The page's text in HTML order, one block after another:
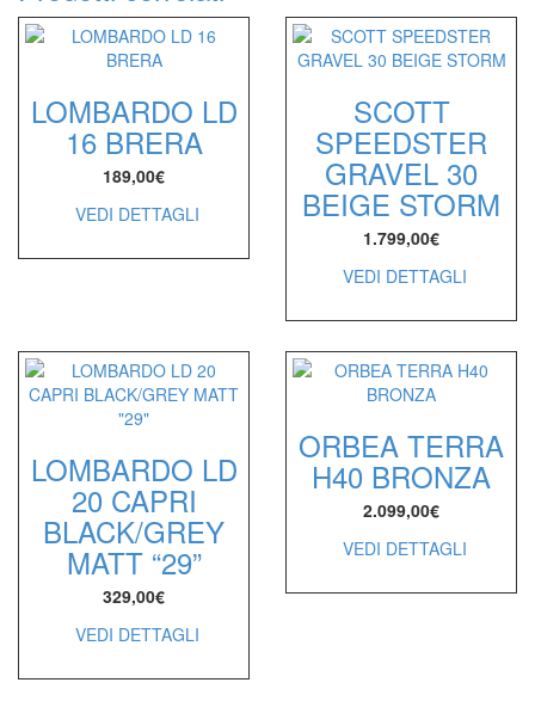
LOMBARDO LD
16 BRERA
189,00€
VEDI DETTAGLI
SCOTT
SPEEDSTER
GRAVEL 30
BEIGE STORM
1.799,00€
VEDI DETTAGLI
LOMBARDO LD
20 CAPRI
BLACK/GREY
MATT “29”
329,00€
VEDI DETTAGLI
ORBEA TERRA
H40 BRONZA
2.099,00€
VEDI DETTAGLI